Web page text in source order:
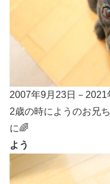
2007年9月23日－2021
2歳の時にようのお兄
に🌈
よう